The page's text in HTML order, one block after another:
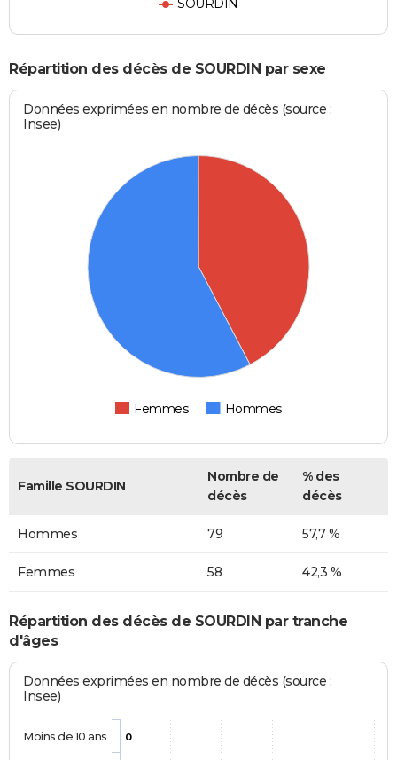
SOURDIN
Répartition des décès de SOURDIN par sexe
Données exprimées en nombre de décès (source :
Insee)
Femmes Hommes
Famille SOURDIN
Nombre de
décès
% des
décès
Hommes 79 57,7 %
Femmes 58 42,3 %
Répartition des décès de SOURDIN par tranche
d'âges
Données exprimées en nombre de décès (source :
Insee)
0
Moins de 10 ans